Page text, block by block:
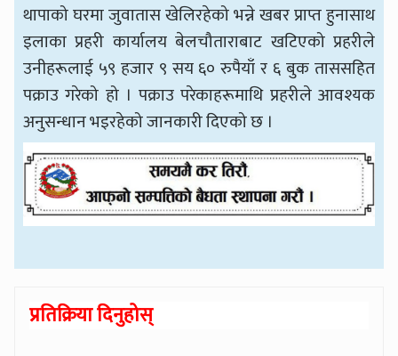
थापाको घरमा जुवातास खेलिरहेको भन्ने खबर प्राप्त हुनासाथ
इलाका प्रहरी कार्यालय बेलचौताराबाट खटिएको प्रहरीले
उनीहरूलाई ५९ हजार ९ सय ६० रुपैयाँ र ६ बुक ताससहित
पक्राउ गरेको हो । पक्राउ परेकाहरूमाथि प्रहरीले आवश्यक
अनुसन्धान भइरहेको जानकारी दिएको छ ।
प्रतिक्रिया दिनुहोस्